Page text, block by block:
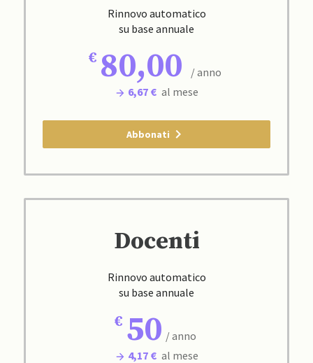
Rinnovo automatico
su base annuale
80,00
/ anno
6,67 € al mese
Abbonati
Docenti
Rinnovo automatico
su base annuale
50 / anno
4,17 € al mese